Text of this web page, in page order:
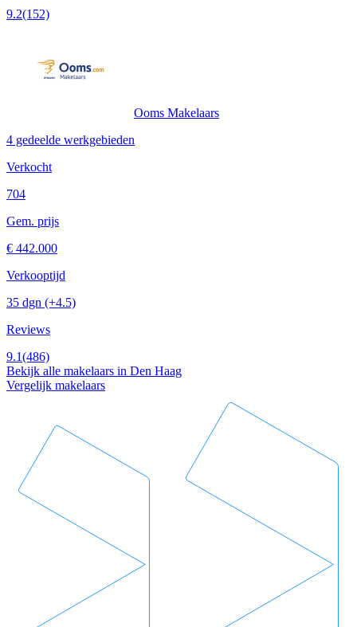
9.2(152)
Ooms Makelaars
4 gedeelde werkgebieden
Verkocht
704
Gem. prijs
€ 442.000
Verkooptijd
35 dgn (+4.5)
Reviews
9.1(486)
Bekijk alle makelaars in Den Haag
Vergelijk makelaars